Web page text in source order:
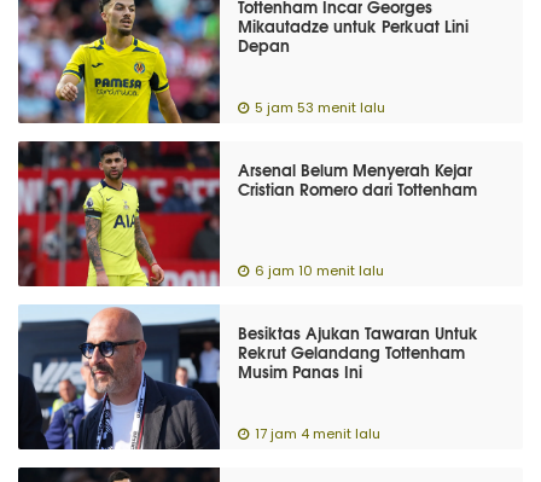
Tottenham Incar Georges
Mikautadze untuk Perkuat Lini
Depan
5 jam 53 menit lalu
Arsenal Belum Menyerah Kejar
Cristian Romero dari Tottenham
6 jam 10 menit lalu
Besiktas Ajukan Tawaran Untuk
Rekrut Gelandang Tottenham
Musim Panas Ini
17 jam 4 menit lalu